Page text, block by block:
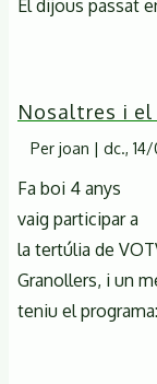
El dijous passat
Nosaltres i
Per joan | dc., 14/
Fa boi 4 anys
vaig participar a
la tertúlia de
Granollers, i un
teniu el programa: